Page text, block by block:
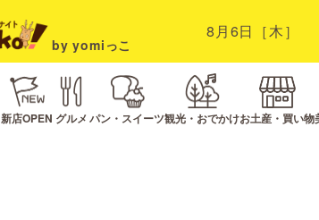
by yomiっこ
8月6日［木］
新店OPEN グルメ パン・スイーツ観光・おでかけお土産・買い物